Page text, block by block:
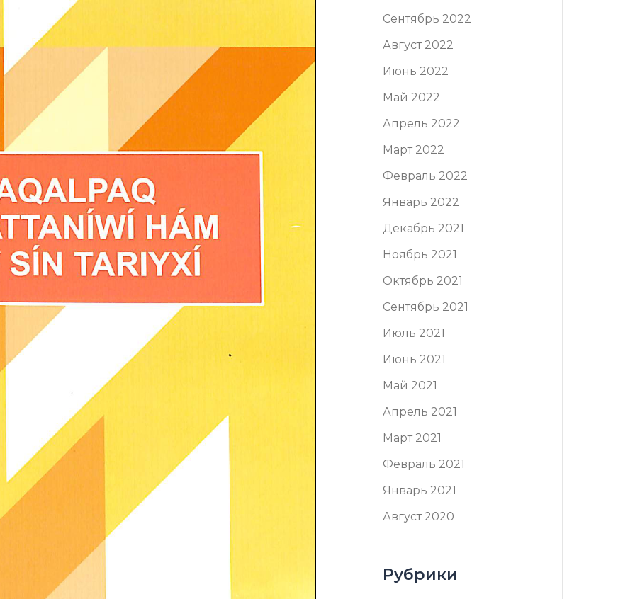
Сентябрь 2022
Август 2022
Июнь 2022
Май 2022
Апрель 2022
Март 2022
Февраль 2022
Январь 2022
Декабрь 2021
Ноябрь 2021
Октябрь 2021
Сентябрь 2021
Июль 2021
Июнь 2021
Май 2021
Апрель 2021
Март 2021
Февраль 2021
Январь 2021
Август 2020
Рубрики